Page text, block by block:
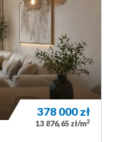
378 000zł
13 876,65 zł/m2